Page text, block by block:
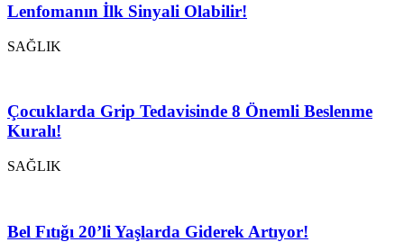
Lenfomanın İlk Sinyali Olabilir!
SAĞLIK
Çocuklarda Grip Tedavisinde 8 Önemli Beslenme
Kuralı!
SAĞLIK
Bel Fıtığı 20’li Yaşlarda Giderek Artıyor!